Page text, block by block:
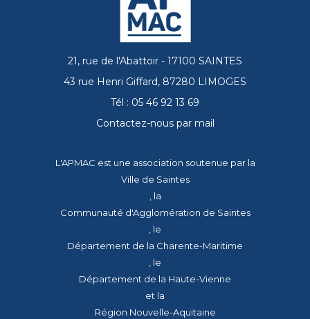
21, rue de l'Abattoir - 17100 SAINTES
43 rue Henri Giffard, 87280 LIMOGES
Tél : 05 46 92 13 69
Contactez-nous par mail
L'APMAC est une association soutenue par la
Ville de Saintes
, la
Communauté d'Agglomération de Saintes
, le
Département de la Charente-Maritime
, le
Département de la Haute-Vienne
et la
Région Nouvelle-Aquitaine